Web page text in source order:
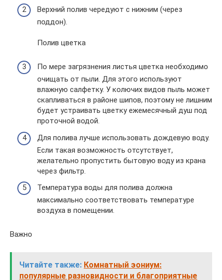
Верхний полив чередуют с нижним (через
поддон).
Полив цветка
По мере загрязнения листья цветка необходимо
очищать от пыли. Для этого используют
влажную салфетку. У колючих видов пыль может
скапливаться в районе шипов, поэтому не лишним
будет устраивать цветку ежемесячный душ под
проточной водой.
Для полива лучше использовать дождевую воду.
Если такая возможность отсутствует,
желательно пропустить бытовую воду из крана
через фильтр.
Температура воды для полива должна
максимально соответствовать температуре
воздуха в помещении.
Важно
Читайте также: Комнатный эониум:
популярные разновидности и благоприятные